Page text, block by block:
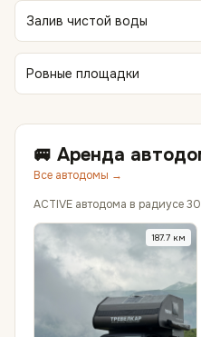
Залив чистой воды
Ровные площадки
🚐 Аренда
Все автодомы →
ACTIVE автодома в радиусе
187.7 км